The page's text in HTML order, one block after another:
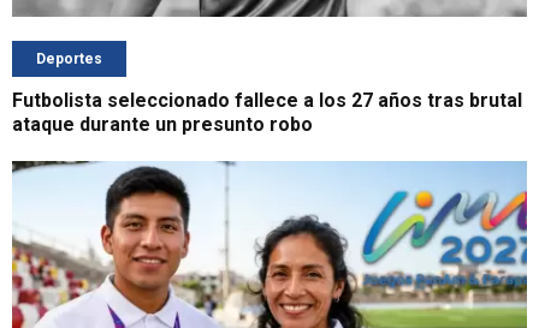
Deportes
Futbolista seleccionado fallece a los 27 años tras brutal
ataque durante un presunto robo